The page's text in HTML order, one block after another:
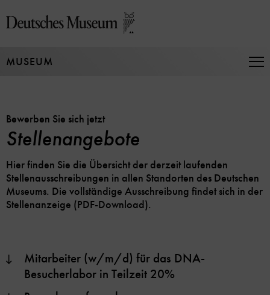
zum
MUSEUM
Bewerben Sie sich jetzt
Stellenangebote
Hier finden Sie die Übersicht der derzeit laufenden
Stellenausschreibungen in allen Standorten des Deutschen
Museums. Die vollständige Ausschreibung findet sich in der
Stellenanzeige (PDF-Download).
Mitarbeiter (w/m/d) für das DNA-
Besucherlabor in Teilzeit 20%